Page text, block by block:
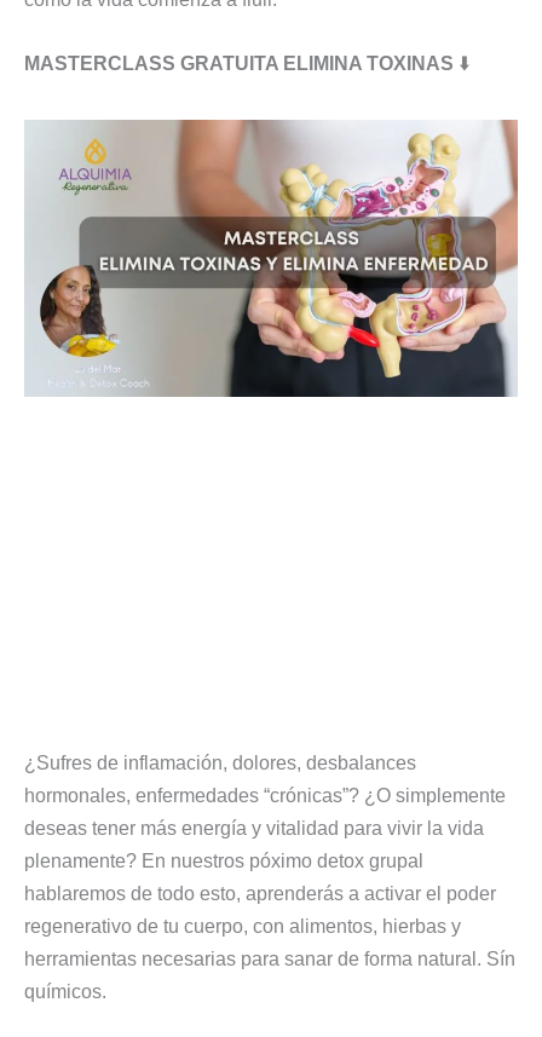
MASTERCLASS GRATUITA ELIMINA TOXINAS ⬇️
¿Sufres de inflamación, dolores, desbalances
hormonales, enfermedades “crónicas”? ¿O simplemente
deseas tener más energía y vitalidad para vivir la vida
plenamente? En nuestros póximo detox grupal
hablaremos de todo esto, aprenderás a activar el poder
regenerativo de tu cuerpo, con alimentos, hierbas y
herramientas necesarias para sanar de forma natural. Sín
químicos.